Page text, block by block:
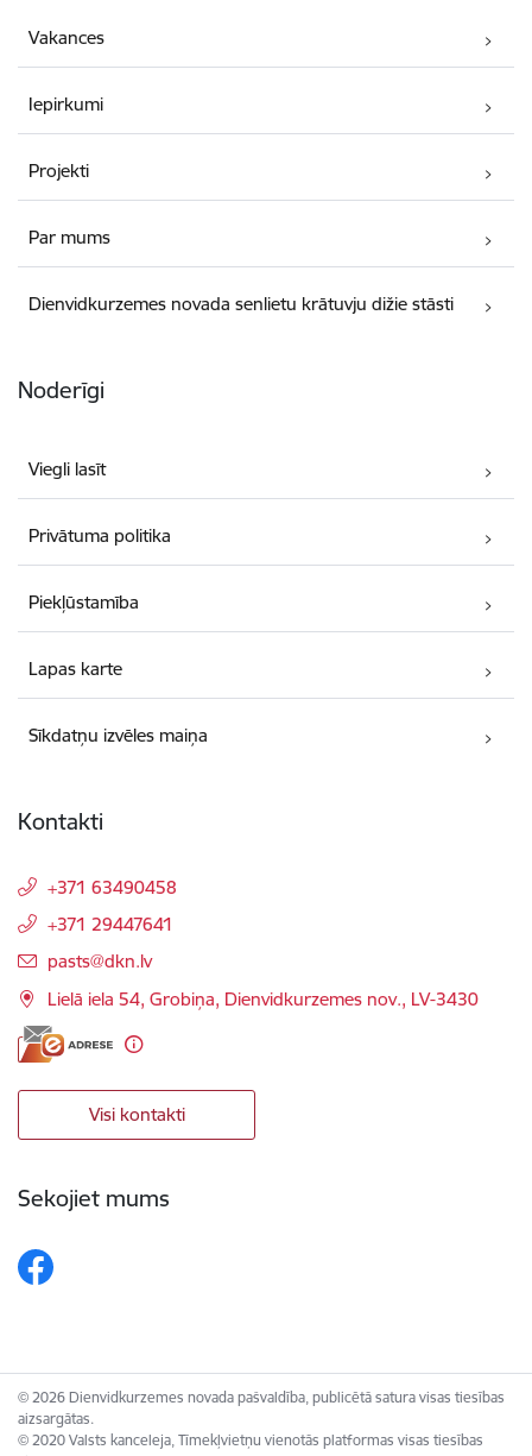
Vakances
Iepirkumi
Projekti
Par mums
Dienvidkurzemes novada senlietu krātuvju dižie stāsti
Noderīgi
Viegli lasīt
Privātuma politika
Piekļūstamība
Lapas karte
Sīkdatņu izvēles maiņa
Kontakti
+371 63490458
+371 29447641
E-pasts:
pasts@dkn.lv
Lielā iela 54, Grobiņa, Dienvidkurzemes nov., LV-3430
Visi kontakti
Sekojiet mums
© 2026 Dienvidkurzemes novada pašvaldība, publicētā satura visas tiesības
aizsargātas.
© 2020 Valsts kanceleja, Tīmekļvietņu vienotās platformas visas tiesības